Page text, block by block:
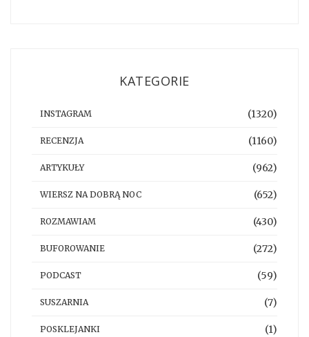
KATEGORIE
INSTAGRAM (1320)
RECENZJA (1160)
ARTYKUŁY (962)
WIERSZ NA DOBRĄ NOC (652)
ROZMAWIAM (430)
BUFOROWANIE (272)
PODCAST (59)
SUSZARNIA (7)
POSKLEJANKI (1)